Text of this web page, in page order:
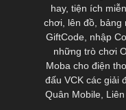
hay, tiện ích
chơi, lên đồ, bảng
GiftCode, nhập
những trò chơi
Moba cho điện
đấu VCK các giải
Quân Mobile,